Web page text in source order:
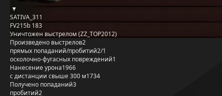
SATIVA_311
FV215b 183
Уничтожен выстрелом (ZZ_TOP2012)
Произведено выстрелов2
прямых попаданий/пробитий2/1
осколочно-фугасных повреждений1
Нанесение урона1966
с дистанции свыше 300 м1734
Получено попаданий3
пробитий2